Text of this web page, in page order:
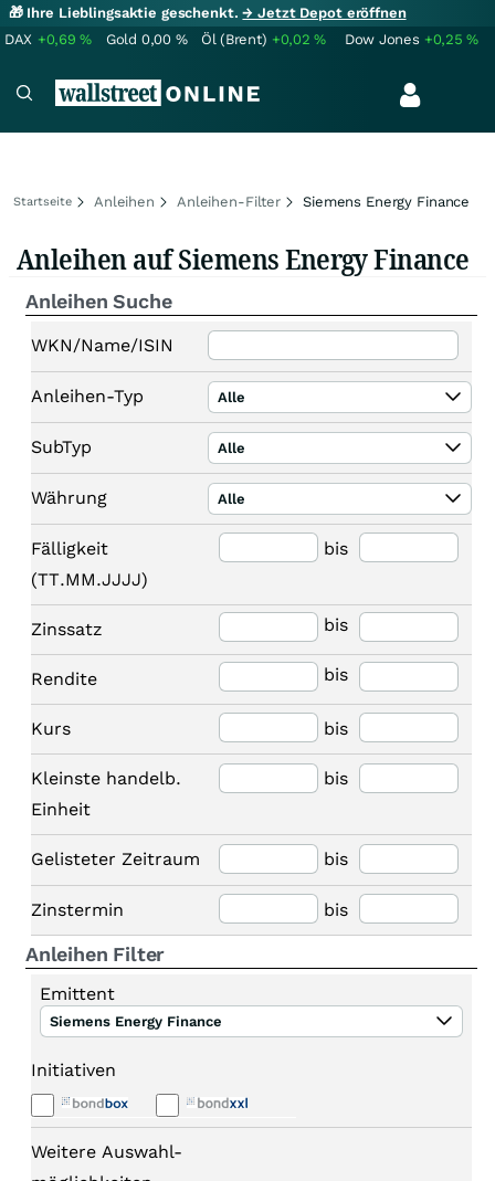
🎁 Ihre Lieblingsaktie geschenkt.→ Jetzt Depot eröffnen
DAX +0,69% Gold 0,00 % Öl (Brent) +0,02% Dow Jones +0,25%
Startseite Anleihen Anleihen-Filter Siemens Energy Finance
Anleihen auf Siemens Energy Finance
Anleihen Suche
WKN/Name/ISIN
Anleihen-Typ Alle
SubTyp Alle
Währung Alle
Fälligkeit
(TT.MM.JJJJ)
bis
Zinssatz bis
Rendite bis
Kurs bis
Kleinste handelb.
Einheit
bis
Gelisteter Zeitraum bis
Zinstermin bis
Anleihen Filter
Emittent
Siemens Energy Finance
Initiativen
Weitere Auswahl-